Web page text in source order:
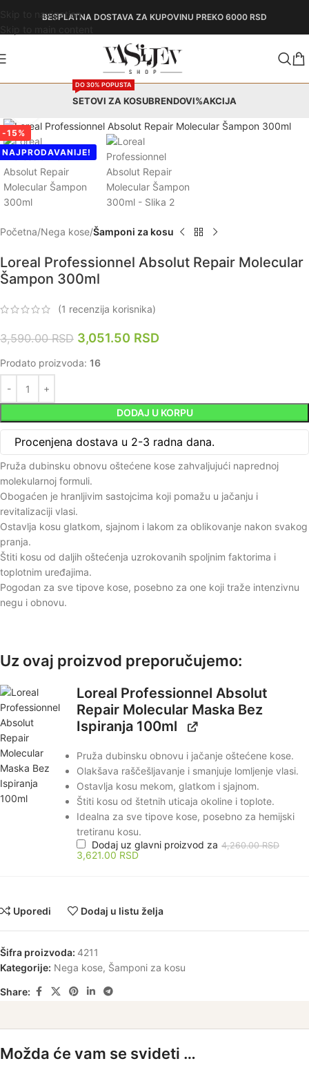
Skip to navigationBESPLATNA DOSTAVA ZA KUPOVINU PREKO 6000 RSD
SETOVI ZA KOSU
DO 30% POPUSTA
BRENDOVI%AKCIJA
-15%
NAJPRODAVANIJE!
Početna Nega kose Šamponi za kosu
Loreal Professionnel Absolut Repair Molecular
Šampon 300ml
(1 recenzija korisnika)
3,590.00RSD 3,051.50 RSD
Prodato proizvoda: 16
Uz ovaj proizvod preporučujemo:
Loreal Professionnel Absolut
Repair Molecular Maska Bez
Ispiranja 100ml
Pruža dubinsku obnovu i jačanje oštećene kose.
Olakšava raščešljavanje i smanjuje lomljenje vlasi.
Ostavlja kosu mekom, glatkom i sjajnom.
Štiti kosu od štetnih uticaja okoline i toplote.
Idealna za sve tipove kose, posebno za hemijski
tretiranu kosu.
Dodaj uz glavni proizvod za 4,260.00RSD
3,621.00 RSD
DODAJ U KORPU
Procenjena dostava u 2-3 radna dana.
Pruža dubinsku obnovu oštećene kose zahvaljujući naprednoj
molekularnoj formuli.
Obogaćen je hranljivim sastojcima koji pomažu u jačanju i
revitalizaciji vlasi.
Ostavlja kosu glatkom, sjajnom i lakom za oblikovanje nakon svakog
pranja.
Štiti kosu od daljih oštećenja uzrokovanih spoljnim faktorima i
toplotnim uređajima.
Pogodan za sve tipove kose, posebno za one koji traže intenzivnu
negu i obnovu.
Uporedi Dodaj u listu želja
Šifra proizvoda: 4211
Kategorije: Nega kose, Šamponi za kosu
Share:
Možda će vam se svideti …